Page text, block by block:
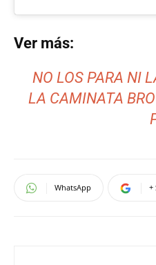
Ver más:
NO LOS PARA NI
LA CAMINATA
WhatsApp +